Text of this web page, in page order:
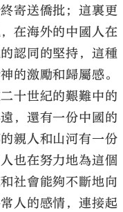
寄送僑批；這裏更
在海外的中國人在
認同的堅持，這種
的激勵和歸屬感。
十世紀的艱難中的
，還有一份中國的
親人和山河有一份
也在努力地為這個
社會能夠不斷地向
人的感情，連接起